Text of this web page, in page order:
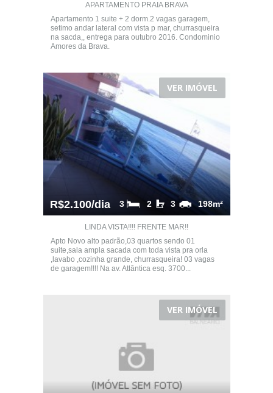
APARTAMENTO PRAIA BRAVA
Apartamento 1 suite + 2 dorm.2 vagas garagem,
setimo andar lateral com vista p mar, churrasqueira
na sacda,, entrega para outubro 2016. Condominio
Amores da Brava.
VER IMÓVEL
R$2.100/dia 198m²
3
2
3
LINDA VISTA!!!! FRENTE MAR!!
Apto Novo alto padrão,03 quartos sendo 01
suite,sala ampla sacada com toda vista pra orla
,lavabo ,cozinha grande, churrasqueira! 03 vagas
de garagem!!!! Na av. Atlântica esq. 3700...
VER IMÓVEL